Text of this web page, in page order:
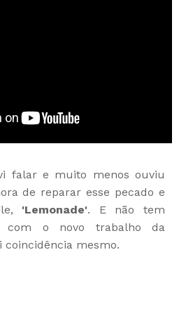
falar e muito menos ouviu
de reparar esse pecado e
'Lemonade'. E não tem
com o novo trabalho da
coincidência mesmo.